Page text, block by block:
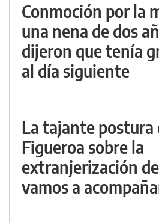
Conmoción por la
una nena de dos
dijeron que tenía
al día siguiente
La tajante postura
Figueroa sobre la
extranjerización
vamos a